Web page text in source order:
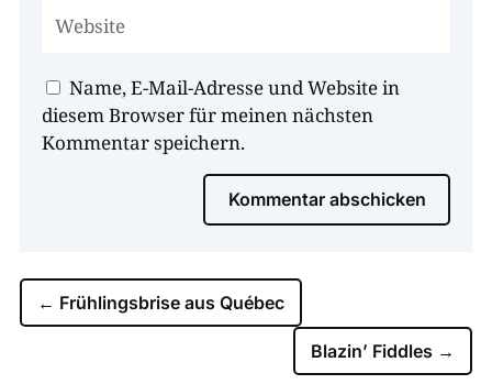
Name, E-Mail-Adresse und Website in
diesem Browser für meinen nächsten
Kommentar speichern.
Kommentar abschicken
← Frühlingsbrise aus Québec
Blazin’ Fiddles →